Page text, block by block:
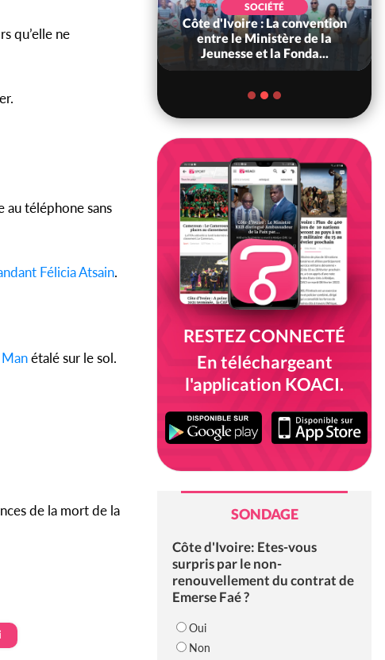
qu’elle ne
au téléphone sans
Félicia Atsain.
Manétalé sur le sol.
de la mort de la
: Indépendance
discours très attendu
SOCIÉTÉ
Côte d'Ivoire : La convention
entre le Ministère de la
Jeunesse et la Fonda...
RESTEZ CONNECTÉ
En téléchargeant
l'application KOACI.
SONDAGE
Côte d'Ivoire: Etes-vous
surpris par le non-
renouvellement du contrat de
Emerse Faé ?
Oui
Non